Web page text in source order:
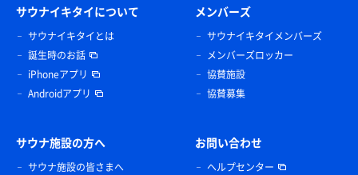
サウナイキタイについて
サウナイキタイとは
誕生時のお話
iPhoneアプリ
Androidアプリ
メンバーズ
サウナイキタイメンバーズ
メンバーズロッカー
協賛施設
協賛募集
サウナ施設の方へ
サウナ施設の皆さまへ
お問い合わせ
ヘルプセンター